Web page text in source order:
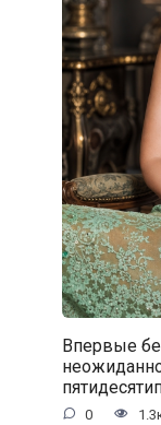
Впервые
0